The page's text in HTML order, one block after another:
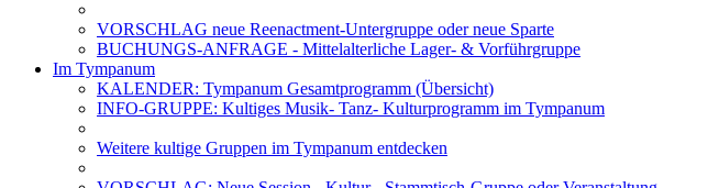
VORSCHLAG neue Reenactment-Untergruppe oder neue Sparte
BUCHUNGS-ANFRAGE - Mittelalterliche Lager- & Vorführgruppe
Im Tympanum
KALENDER: Tympanum Gesamtprogramm (Übersicht)
INFO-GRUPPE: Kultiges Musik- Tanz- Kulturprogramm im Tympanum
Weitere kultige Gruppen im Tympanum entdecken